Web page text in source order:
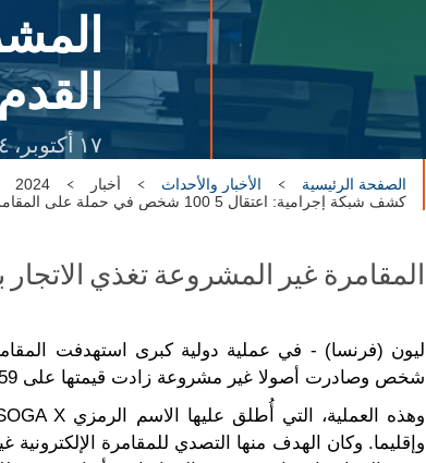
١٧ أكتوبر، ٢٠٢٤
الصفحة الرئيسية الأخبار والأحداث أخبار
2024
كشف شبكة إجرامية: اعتقال 5 100 شخص في حملة على المقامرة غير المشروعة في كرة القدم
المقامرة غير المشروعة تغذي
شخص وصادرت أصولا غير مشروعة زادت قيمتها على 59 مليون دولار أمريكي.